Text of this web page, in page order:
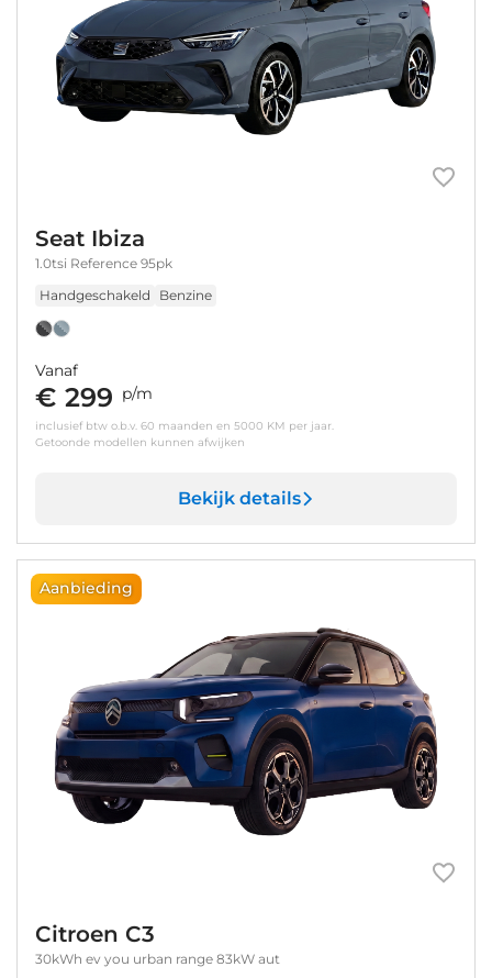
Seat Ibiza
1.0tsi Reference 95pk
Handgeschakeld
Benzine
Vanaf
€ 299 p/m
inclusief btw o.b.v. 60 maanden en 5000 KM per jaar.
Getoonde modellen kunnen afwijken
Bekijk details
Aanbieding
Citroen C3
30kWh ev you urban range 83kW aut